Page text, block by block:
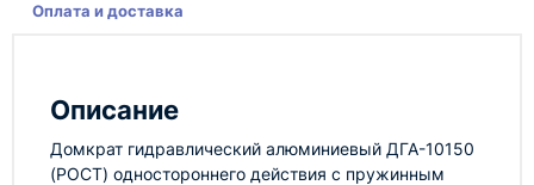
Оплата и доставка
Описание
Домкрат гидравлический алюминиевый ДГА-10150
(РОСТ) одностороннего действия с пружинным